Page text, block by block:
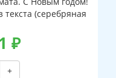
(серебряная
₽
+